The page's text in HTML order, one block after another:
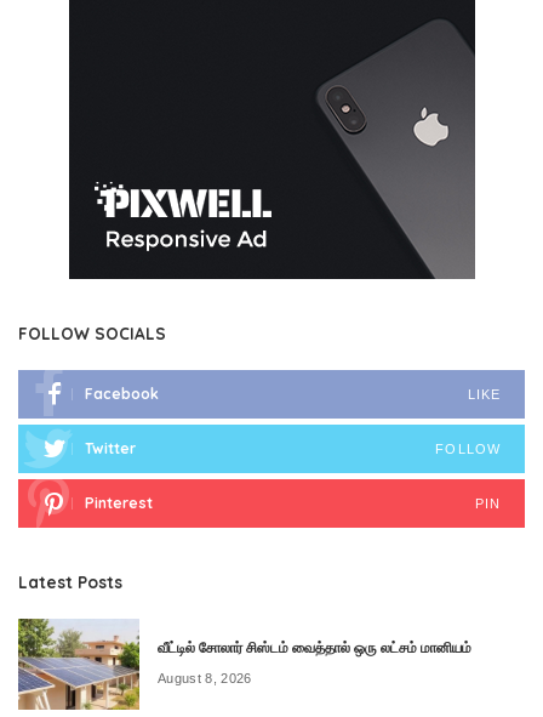
FOLLOW SOCIALS
Facebook LIKE
Twitter FOLLOW
Pinterest PIN
Latest Posts
வீட்டில் சோலார் சிஸ்டம் வைத்தால் ஒரு லட்சம் மானியம்
August 8, 2026